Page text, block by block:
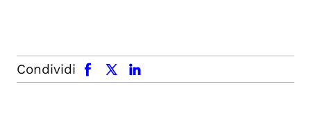
Condividi
facebook x.com linkedin